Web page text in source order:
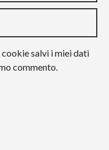
salvi i miei dati
commento.